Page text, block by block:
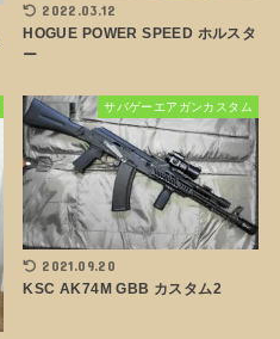
2022.03.12
HOGUE POWER SPEED ホルスタ
ー
サバゲーエアガンカスタム
2021.09.20
KSC AK74M GBB カスタム2